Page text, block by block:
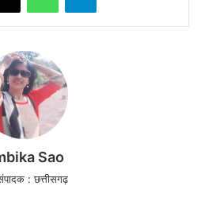
Sao
: छत्तीसगढ़